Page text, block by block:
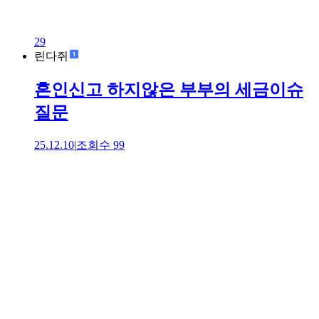
29
린다쥐
혼인신고 하지않은 부부의 세금이슈
질문
25.12.10|조회수 99